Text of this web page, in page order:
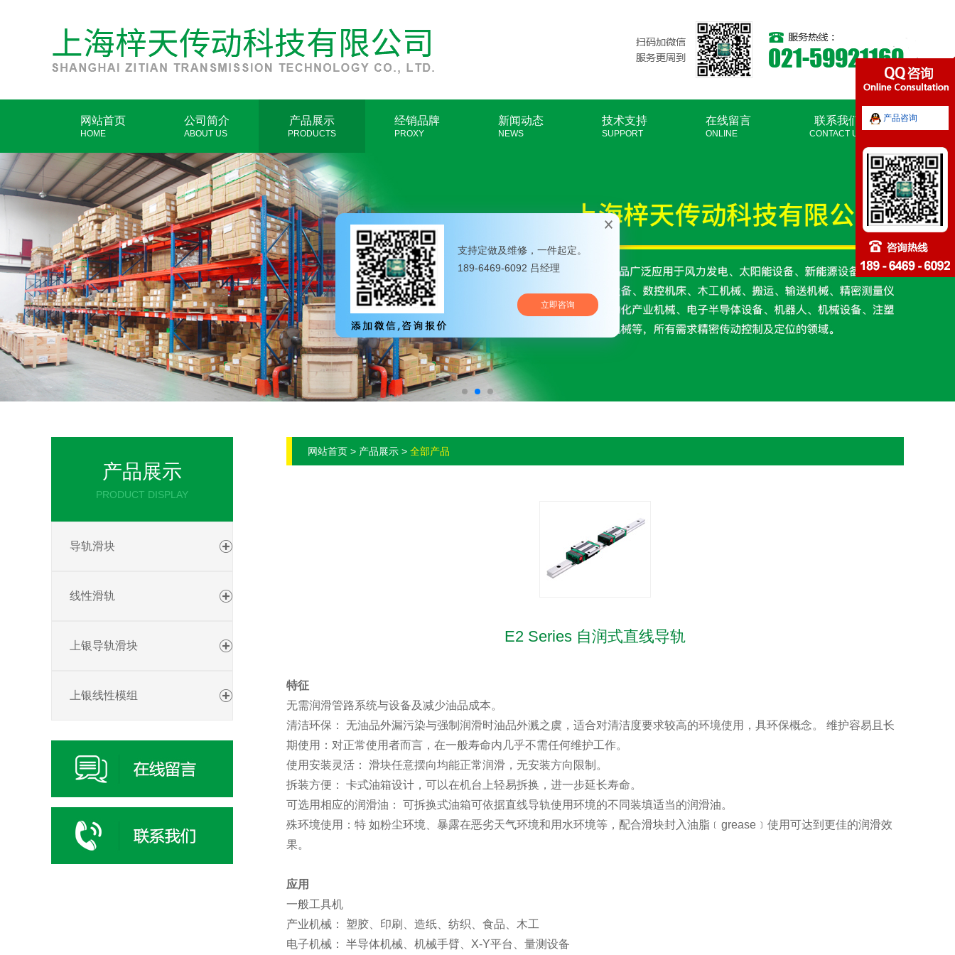
支持定做及维修，一件起定。
189-6469-6092 吕经理
立即咨询
网站首页
HOME
公司简介
ABOUT US
产品展示
PRODUCTS
经销品牌
PROXY
新闻动态
NEWS
技术支持
SUPPORT
在线留言
ONLINE
联系我们
CONTACT US
产品展示
PRODUCT DISPLAY
导轨滑块
线性滑轨
上银导轨滑块
上银线性模组
网站首页 > 产品展示 > 全部产品
E2 Series 自润式直线导轨
特征
无需润滑管路系统与设备及减少油品成本。
清洁环保： 无油品外漏污染与强制润滑时油品外溅之虞，适合对清洁度要求较高的环境使用，具环保概念。 维护容易且长
期使用：对正常使用者而言，在一般寿命内几乎不需任何维护工作。
使用安装灵活： 滑块任意摆向均能正常润滑，无安装方向限制。
拆装方便： 卡式油箱设计，可以在机台上轻易拆换，进一步延长寿命。
可选用相应的润滑油： 可拆换式油箱可依据直线导轨使用环境的不同装填适当的润滑油。
殊环境使用：特 如粉尘环境、暴露在恶劣天气环境和用水环境等，配合滑块封入油脂﹝grease﹞使用可达到更佳的润滑效
果。
应用
一般工具机
产业机械： 塑胶、印刷、造纸、纺织、食品、木工
电子机械： 半导体机械、机械手臂、X-Y平台、量测设备
产品咨询